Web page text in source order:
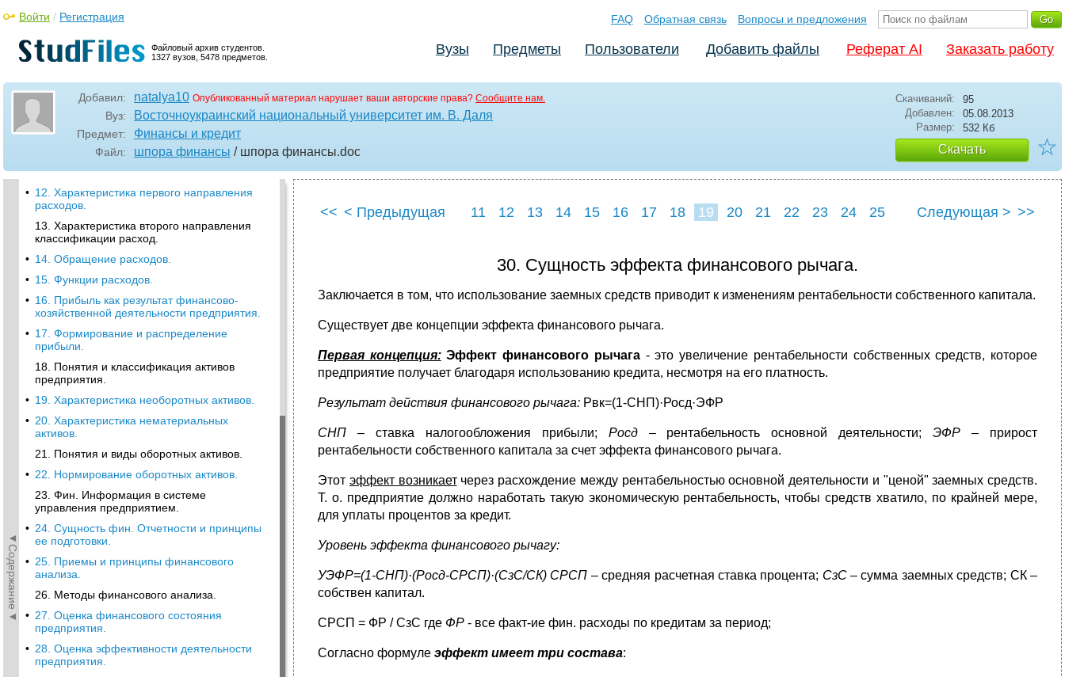
Файловый архив студентов.
1327 вузов, 5478 предметов.
Войти / Регистрация FAQ Обратная связь Вопросы и предложения
Вузы Предметы Пользователи Добавить файлы Реферат AI Заказать работу
Добавил: natalya10 Опубликованный материал нарушает ваши авторские права? Сообщите нам.
Вуз: Восточноукраинский национальный университет им. В. Даля
Предмет: Финансы и кредит
Файл: шпора финансы / шпора финансы.doc
Скачиваний:
95
Добавлен:
05.08.2013
Размер:
532 Кб
Скачать ☆
◄Содержание◄
предприятия.
• 7. Основные направления финансовой
работы.
• 10. Понятие и классификация доходов
предприятия.
9. Механизм управления финансовой
деятельностью.
11. Понятие и классификация затрат
предприятия.
• 12. Характеристика первого направления
расходов.
13. Характеристика второго направления
классификации расход.
• 14. Обращение расходов.
• 15. Функции расходов.
• 16. Прибыль как результат финансово-
хозяйственной деятельности предприятия.
• 17. Формирование и распределение
прибыли.
18. Понятия и классификация активов
предприятия.
• 19. Характеристика необоротных активов.
• 20. Характеристика нематериальных
активов.
21. Понятия и виды оборотных активов.
• 22. Нормирование оборотных активов.
23. Фин. Информация в системе
управления предприятием.
• 24. Сущность фин. Отчетности и принципы
ее подготовки.
• 25. Приемы и принципы финансового
анализа.
26. Методы финансового анализа.
• 27. Оценка финансового состояния
предприятия.
• 28. Оценка эффективности деятельности
предприятия.
<< < Предыдущая 11 12 13 14 15 16 17 18 19 20 21 22 23 24 25 Следующая > >>
30. Сущность эффекта финансового рычага.
Заключается в том, что использование заемных средств приводит к изменениям рентабельности собственного капитала.
Существует две концепции эффекта финансового рычага.
Первая концепция: Эффект финансового рычага- это увеличение рентабельности собственных средств, которое
предприятие получает благодаря использованию кредита, несмотря на его платность.
Результат действия финансового рычага: Рвк=(1-СНП)·Росд·ЭФР
СНП – ставка налогообложения прибыли; Росд– рентабельность основной деятельности;ЭФР – прирост
рентабельности собственного капитала за счет эффекта финансового рычага.
Этот эффект возникаетчерез расхождение между рентабельностью основной деятельности и "ценой" заемных средств.
Т. о. предприятие должно наработать такую экономическую рентабельность, чтобы средств хватило, по крайней мере,
для уплаты процентов за кредит.
Уровень эффекта финансового рычагу:
УЭФР=(1-СНП)·(Росд-СРСП)·(СзС/СК) СРСП – средняя расчетная ставка процента; СзС– сумма заемных средств; СК –
собствен капитал.
СРСП = ФР / СзС где ФР - все факт-ие фин. расходы по кредитам за период;
Согласно формуле эффект имеет три состава: